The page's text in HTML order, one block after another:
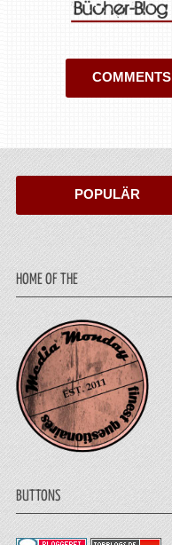
COMMENTS
POPULÄR
HOME OF THE
BUTTONS